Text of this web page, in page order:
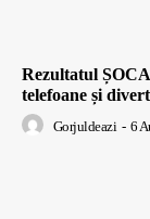
Rezultatul
telefoane și
Gorjuldeazi - 6